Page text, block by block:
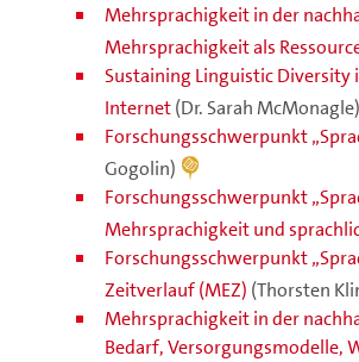
Mehrsprachigkeit in der
Mehrsprachigkeit als
Sustaining Linguistic
Internet(Dr. Sarah McMonagle)
Forschungsschwerpunkt
Gogolin)
Forschungsschwerpunkt
Mehrsprachigkeit und
Forschungsschwerpunkt
Zeitverlauf (MEZ) (Thorsten
Mehrsprachigkeit in der
Bedarf, Versorgungsmodelle,